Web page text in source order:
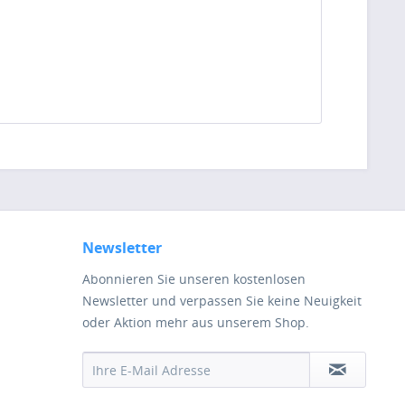
Newsletter
Abonnieren Sie unseren kostenlosen
Newsletter und verpassen Sie keine Neuigkeit
oder Aktion mehr aus unserem Shop.